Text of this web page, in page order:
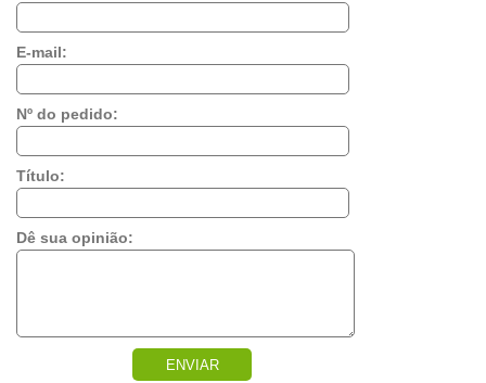
E-mail:
Nº do pedido:
Título:
Dê sua opinião:
ENVIAR